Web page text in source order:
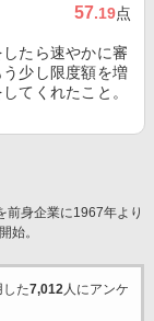
57.19点
たら速やかに審
少し限度額を増
てくれたこと。
前身企業に1967年より
始。
た7,012人にアンケ